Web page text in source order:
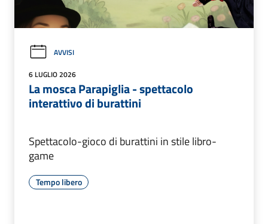
AVVISI
6 LUGLIO 2026
La mosca Parapiglia - spettacolo
interattivo di burattini
Spettacolo-gioco di burattini in stile libro-
game
Tempo libero